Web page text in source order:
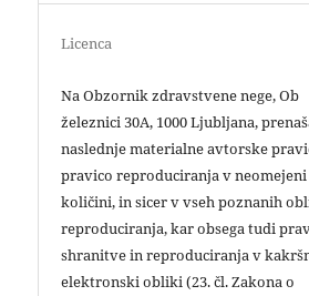
Licenca
Na Obzornik zdravstvene nege, Ob
železnici 30A, 1000 Ljubljana,
naslednje materialne avtorske
pravico reproduciranja v neomejeni
količini, in sicer v vseh poznanih
reproduciranja, kar obsega tudi
shranitve in reproduciranja v
elektronski obliki (23. čl. Zakona o